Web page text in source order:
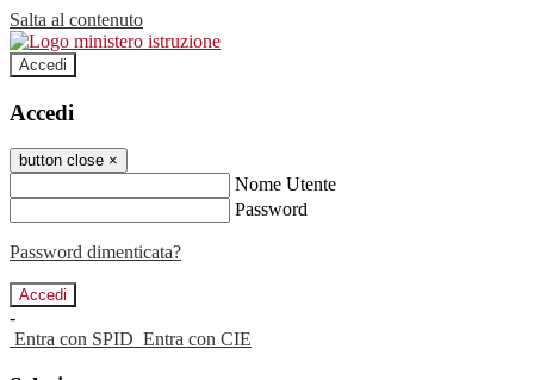
Salta al contenuto
Accedi
Accedi
button close ×
Nome Utente
Password
Password dimenticata?
-
Entra con SPID Entra con CIE